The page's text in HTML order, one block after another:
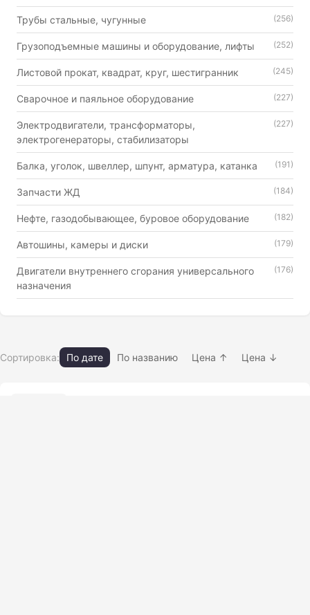
Трубы стальные, чугунные (256)
Грузоподъемные машины и оборудование, лифты (252)
Листовой прокат, квадрат, круг, шестигранник (245)
Сварочное и паяльное оборудование (227)
Электродвигатели, трансформаторы,
электрогенераторы, стабилизаторы
(227)
Балка, уголок, швеллер, шпунт, арматура, катанка (191)
Запчасти ЖД (184)
Нефте, газодобывающее, буровое оборудование (182)
Автошины, камеры и диски (179)
Двигатели внутреннего сгорания универсального
назначения
(176)
Сортировка: По дате По названию Цена ↑ Цена ↓